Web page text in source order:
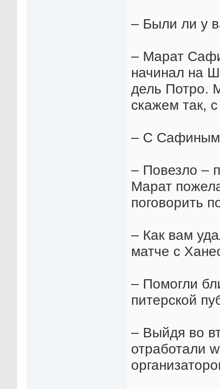
– Были ли у
– Марат
начинал на
дель Потро.
скажем так,
– С Сафиным
– Повезло –
Марат
поговорить
– Как вам
матче с
– Помогли
питерской
– Выйдя во
отработали